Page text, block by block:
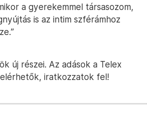
a gyerekemmel társasozom,
is az intim szférámhoz
új részei. Az adások a Telex
iratkozzatok fel!